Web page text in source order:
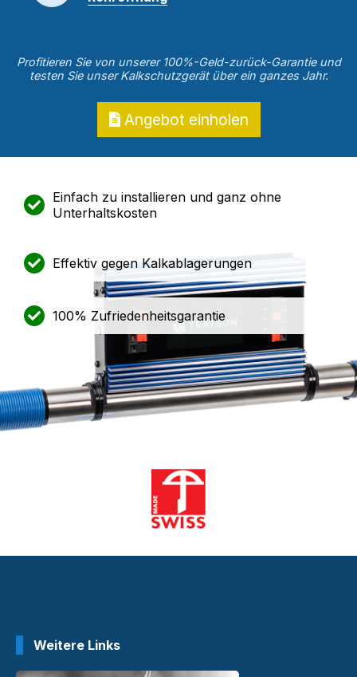
Profitieren Sie von unserer 100%-Geld-zurück-Garantie und
testen Sie unser Kalkschutzgerät über ein ganzes Jahr.
Angebot einholen
Einfach zu installieren und ganz ohne
Unterhaltskosten
Effektiv gegen Kalkablagerungen
100% Zufriedenheitsgarantie
Weitere Links